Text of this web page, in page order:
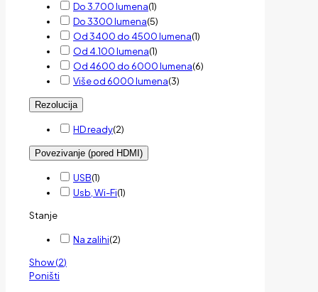
Do 3.700 lumena(1)
Do 3300 lumena(5)
Od 3400 do 4500 lumena(1)
Od 4.100 lumena(1)
Od 4600 do 6000 lumena(6)
Više od 6000 lumena(3)
Rezolucija
HD ready(2)
Povezivanje (pored HDMI)
USB(1)
Usb, Wi-Fi(1)
Stanje
Na zalihi(2)
Show(2)
Poništi